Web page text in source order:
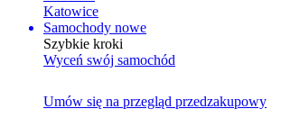
Katowice
Samochody nowe
Szybkie kroki
Wyceń swój samochód
Umów się na przegląd przedzakupowy